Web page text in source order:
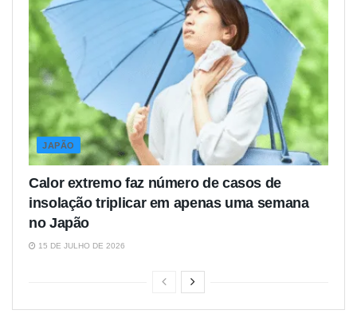
JAPÃO
Calor extremo faz número de casos de
insolação triplicar em apenas uma semana
no Japão
15 DE JULHO DE 2026